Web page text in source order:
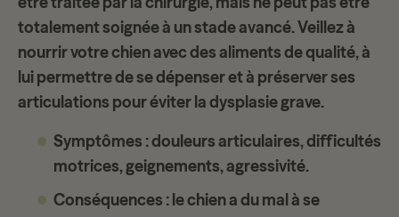
totalement soignée à un stade avancé. Veillez à
nourrir votre chien avec desaliments de qualité, à
lui permettre de se dépenser et à préserver ses
articulations pour éviter la dysplasie grave.
Symptômes : douleurs articulaires, difficultés
motrices, geignements, agressivité.
Conséquences : le chien a du mal à se